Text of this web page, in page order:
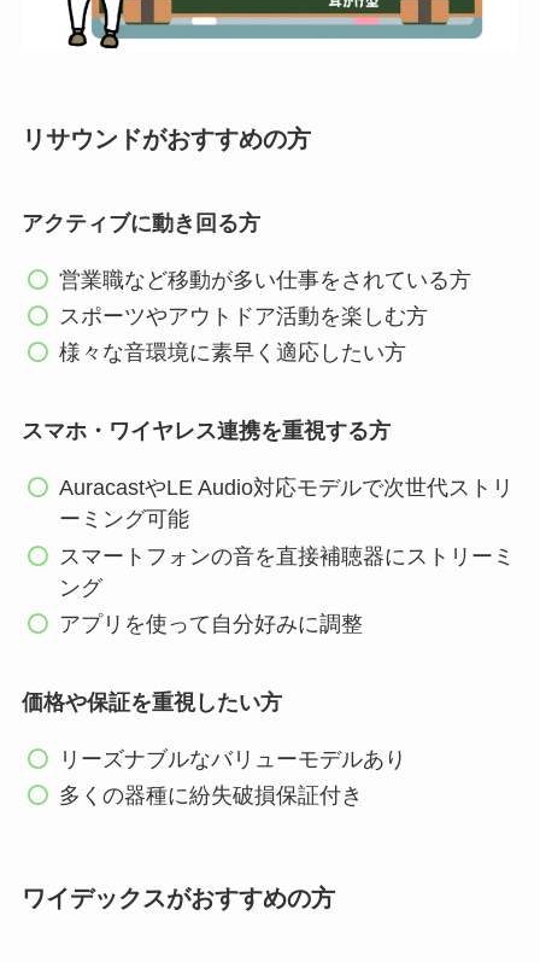
リサウンドがおすすめの方
アクティブに動き回る方
営業職など移動が多い仕事をされている方
スポーツやアウトドア活動を楽しむ方
様々な音環境に素早く適応したい方
スマホ・ワイヤレス連携を重視する方
AuracastやLE Audio対応モデルで次世代ストリ
ーミング可能
スマートフォンの音を直接補聴器にストリーミ
ング
アプリを使って自分好みに調整
価格や保証を重視したい方
リーズナブルなバリューモデルあり
多くの器種に紛失破損保証付き
ワイデックスがおすすめの方